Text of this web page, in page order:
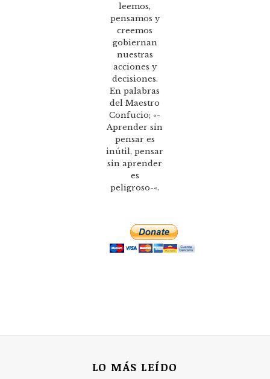
leemos,
pensamos y
creemos
gobiernan
nuestras
acciones y
decisiones.
En palabras
del Maestro
Confucio; «-
Aprender sin
pensar es
inútil, pensar
sin aprender
es
peligroso-«.
LO MÁS LEÍDO